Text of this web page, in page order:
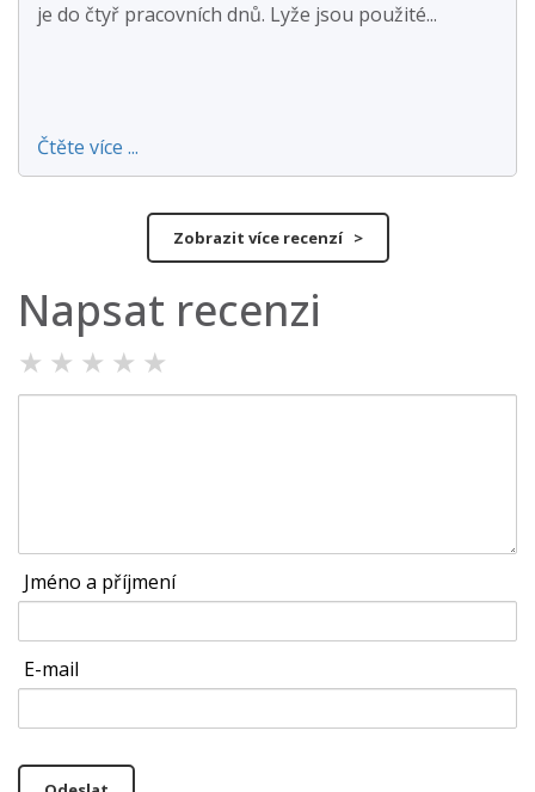
je do čtyř pracovních dnů. Lyže jsou použité...
Čtěte více ...
Zobrazit více recenzí >
Napsat recenzi
★ ★ ★ ★ ★
Jméno a příjmení
E-mail